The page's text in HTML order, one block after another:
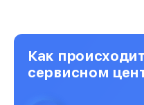
Как
сервисном